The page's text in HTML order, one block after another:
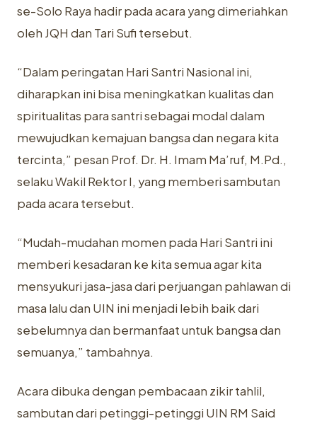
se-Solo Raya hadir pada acara yang dimeriahkan
oleh JQH dan Tari Sufi tersebut.
“Dalam peringatan Hari Santri Nasional ini,
diharapkan ini bisa meningkatkan kualitas dan
spiritualitas para santri sebagai modal dalam
mewujudkan kemajuan bangsa dan negara kita
tercinta,” pesan Prof. Dr. H. Imam Ma’ruf, M.Pd.,
selaku Wakil Rektor I, yang memberi sambutan
pada acara tersebut.
“Mudah-mudahan momen pada Hari Santri ini
memberi kesadaran ke kita semua agar kita
mensyukuri jasa-jasa dari perjuangan pahlawan di
masa lalu dan UIN ini menjadi lebih baik dari
sebelumnya dan bermanfaat untuk bangsa dan
semuanya,” tambahnya.
Acara dibuka dengan pembacaan zikir tahlil,
sambutan dari petinggi-petinggi UIN RM Said